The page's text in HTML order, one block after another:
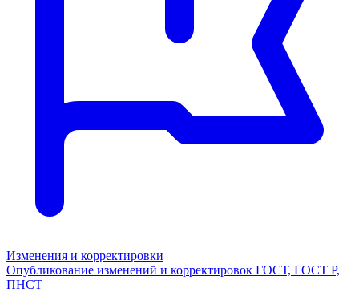
Изменения и корректировки
Опубликование изменений и корректировок ГОСТ, ГОСТ Р,
ПНСТ